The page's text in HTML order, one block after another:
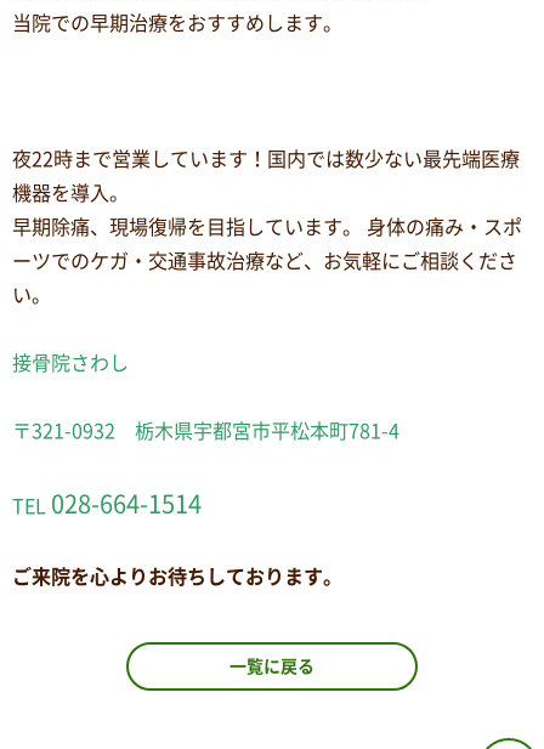
当院での早期治療をおすすめします。
夜22時まで営業しています！国内では数少ない最先端医療
機器を導入。
早期除痛、現場復帰を目指しています。 身体の痛み・スポ
ーツでのケガ・交通事故治療など、お気軽にご相談くださ
い。
接骨院さわし
〒321-0932 栃木県宇都宮市平松本町781-4
TEL 028-664-1514
ご来院を心よりお待ちしております。
一覧に戻る